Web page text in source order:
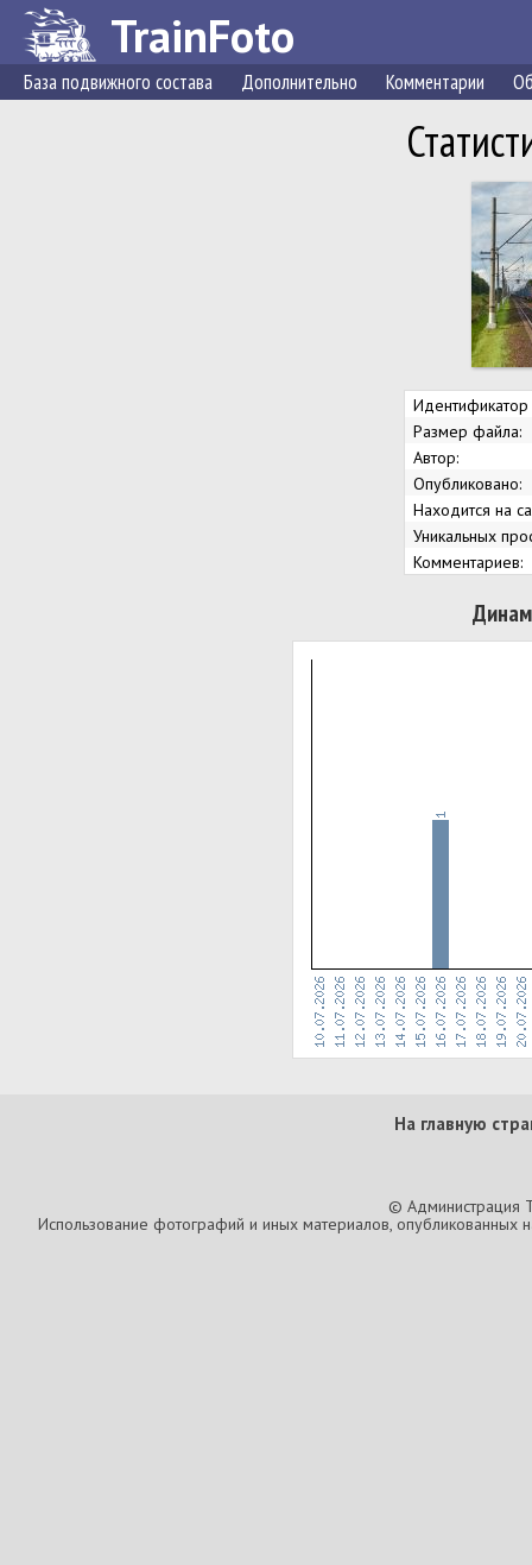
TrainFoto
База подвижного состава Дополнительно Комментарии
Размер файла:
Автор:
Опубликовано:
Находится на
Уникальных
Комментариев:
На главную
© Администрация
Использование фотографий и иных материалов, опубликованных